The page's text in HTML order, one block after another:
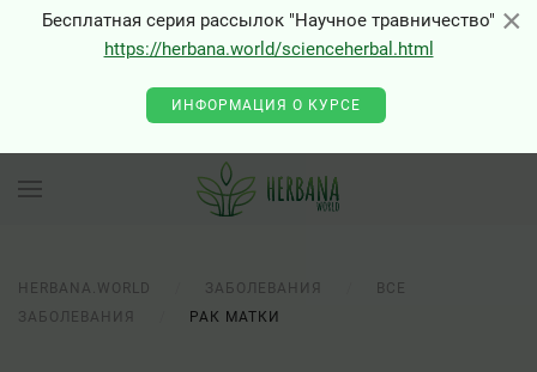
×
Бесплатная серия рассылок "Научное травничество"
https://herbana.world/scienceherbal.html
ИНФОРМАЦИЯ О КУРСЕ
HERBANA.WORLD ЗАБОЛЕВАНИЯ
ВСЕ
ЗАБОЛЕВАНИЯ
РАК МАТКИ
×